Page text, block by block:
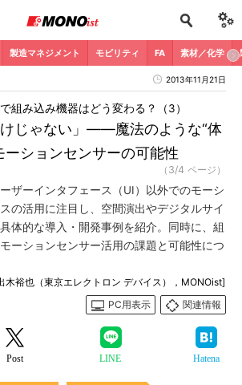
製造マネジメント モビリティ FA 素材／化学
2013年11月21日
けじゃない」――魔法のような“体
ーションセンサーの可能性
組み込み機器はどう変わる？（3）
（3/4 ページ）
ザーインタフェース（UI）以外でのモーシ
の活用に注目し、空間演出やデジタルサイ
体的な導入・開発事例を紹介。同時に、組
ーションセンサー活用の課題と可能性につ
木裕也（東京エレクトロン デバイス），MONOist]
PC用表示
関連情報
Post LINE Hatena